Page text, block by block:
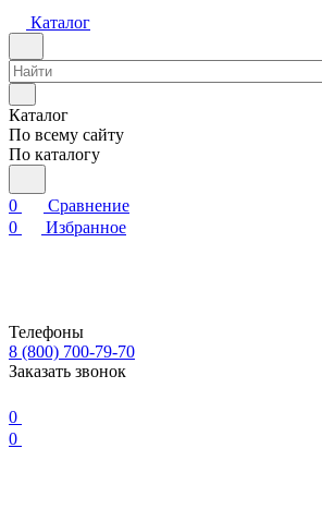
Каталог
Каталог
По всему сайту
По каталогу
0
Сравнение
0
Избранное
Телефоны
8 (800) 700-79-70
Заказать звонок
0
0